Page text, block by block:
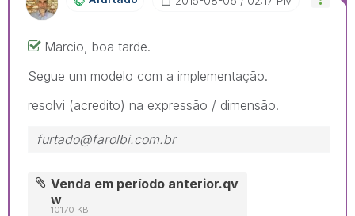
Marcio, boa tarde.
Segue um modelo com a implementação.
resolvi (acredito) na expressão / dimensão.
furtado@farolbi.com.br
Venda em período anterior.qv
w
10170 KB